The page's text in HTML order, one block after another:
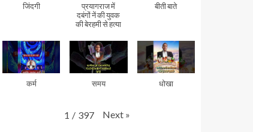
जिंदगी
प्रयागराज में
दबंगों नें की युवक
की बेरहमी से हत्या
बीती बाते
कर्म समय धोखा
1 / 397 Next »